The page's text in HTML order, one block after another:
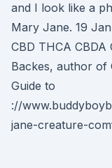
and I look like a
Mary Jane. 19
CBD THCA
Backes, author of
Guide to
://
jane-creature-